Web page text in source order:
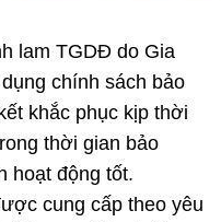
lam TGDĐ do Gia
chính sách bảo
khắc phục kịp thời
thời gian bảo
hoạt động tốt.
cung cấp theo yêu